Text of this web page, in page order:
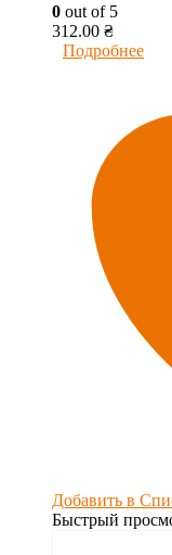
0 out of 5
312.00 ₴
Подробнее
Добавить в
Быстрый